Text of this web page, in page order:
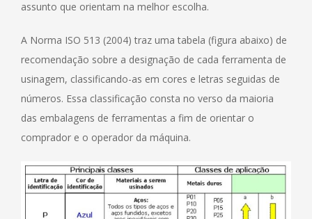
assunto que orientam na melhor escolha.
A Norma ISO 513 (2004) traz uma tabela (figura abaixo) de
recomendação sobre a designação de cada ferramenta de
usinagem, classificando-as em cores e letras seguidas de
números. Essa classificação consta no verso da maioria
das embalagens de ferramentas a fim de orientar o
comprador e o operador da máquina.